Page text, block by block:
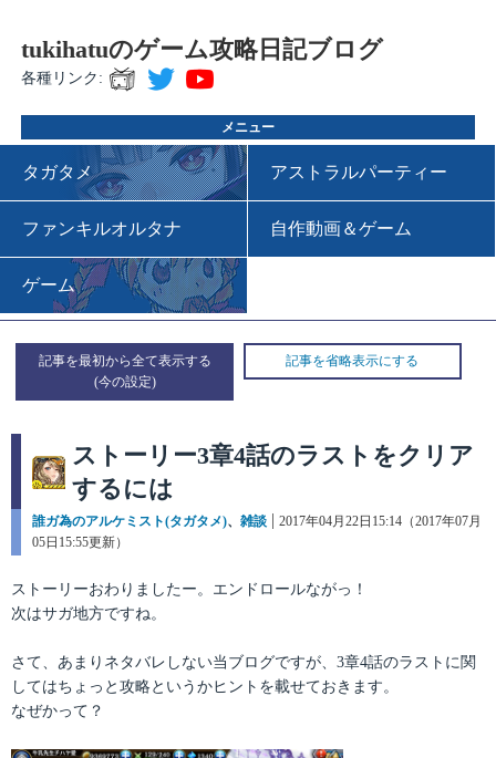
tukihatuのゲーム攻略日記ブログ
各種リンク:
メニュー
タガタメ アストラルパーティー
ファンキルオルタナ 自作動画＆ゲーム
ゲーム
記事を最初から全て表示する 記事を省略表示にする
ストーリー3章4話のラストをクリア
するには
カ
テ
リ
ー
誰ガ為のアルケミスト(タガタメ)、 雑談
投
2017年04月22日15:14（2017年07月
05日15:55更新）
ストーリーおわりましたー。エンドロールながっ！
次はサガ地方ですね。
さて、あまりネタバレしない当ブログですが、3章4話のラストに関
してはちょっと攻略というかヒントを載せておきます。
なぜかって？